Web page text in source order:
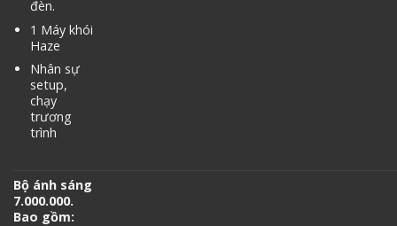
đèn.
1 Máy khói
Haze
Nhân sự
setup,
chạy
trương
trình
Bộ ánh sáng
7.000.000.
Bao gồm: